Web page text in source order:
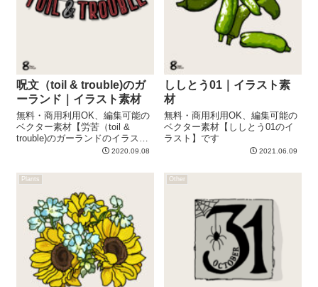
呪文（toil & trouble)のガ
ーランド｜イラスト素材
無料・商用利用OK、編集可能の
ベクター素材【労苦（toil &
trouble)のガーランドのイラス
2020.09.08
ししとう01｜イラスト素
材
無料・商用利用OK、編集可能の
ベクター素材【ししとう01のイ
ラスト】です
2021.06.09
Plants Other